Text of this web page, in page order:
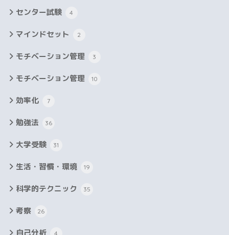
センター試験 4
マインドセット 2
モチベーション管理 3
モチベーション管理 10
効率化 7
勉強法 36
大学受験 31
生活・習慣・環境 19
科学的テクニック 35
考察 26
自己分析 4